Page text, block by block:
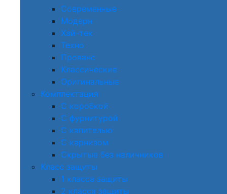
Современные
Модерн
Хай-тек
Техно
Прованс
Классические
Оригинальные
Комплектация
С коробкой
С фурнитурой
С капителью
С карнизом
Скрытые без наличников
Класс защиты
1 класса защиты
2 класса защиты